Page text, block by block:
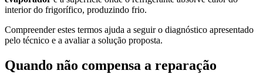
interior do frigorífico, produzindo frio.
Compreender estes termos ajuda a seguir o diagnóstico apresentado
pelo técnico e a avaliar a solução proposta.
Quando não compensa a reparação